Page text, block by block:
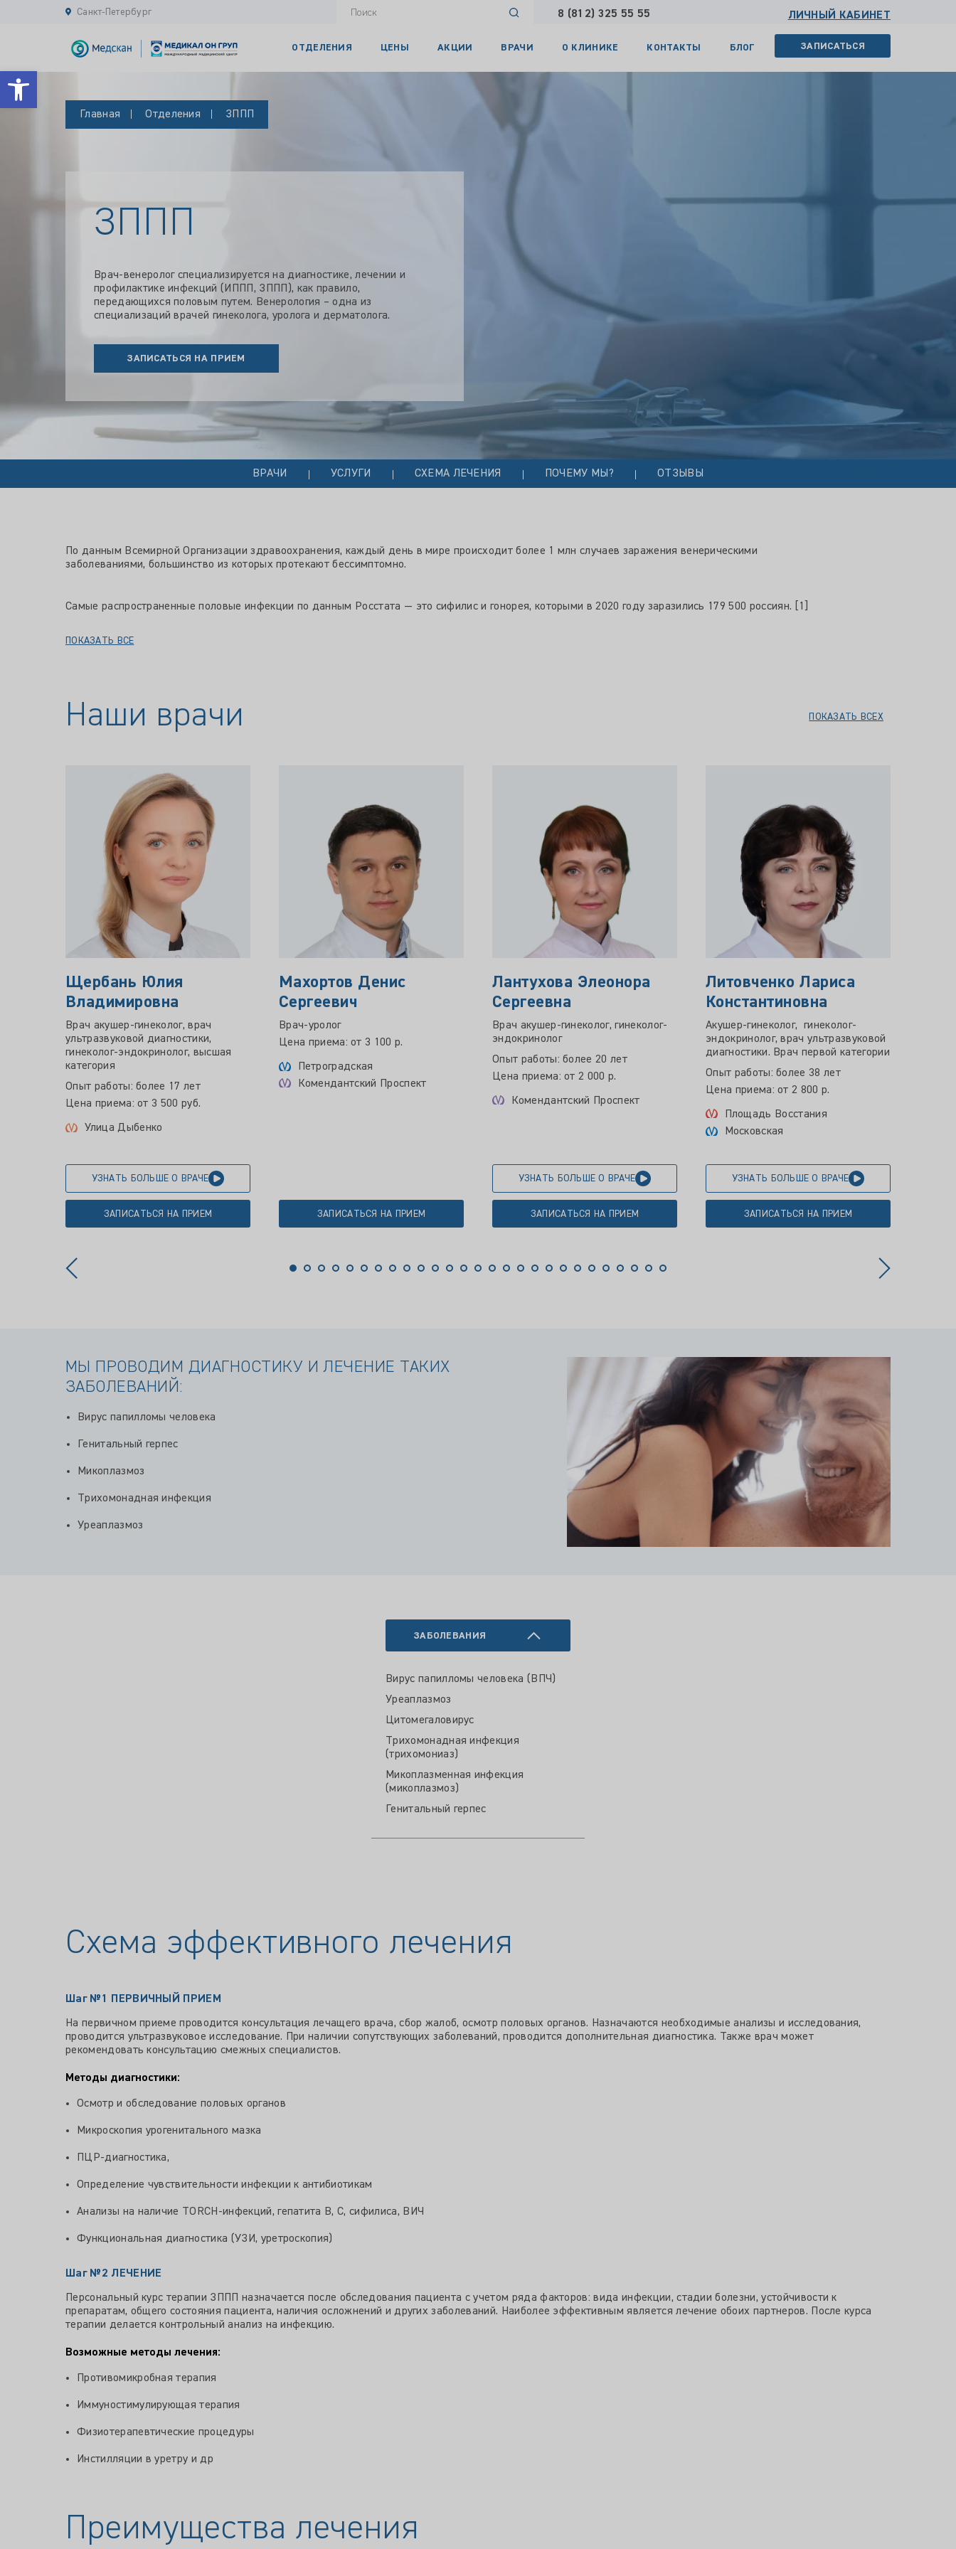
Открыть панель инструментов
Санкт-Петербург 8 (812) 325 55 55 ЛИЧНЫЙ КАБИНЕТ
ОТДЕЛЕНИЯ ЦЕНЫ АКЦИИ ВРАЧИ О КЛИНИКЕ КОНТАКТЫ БЛОГ ЗАПИСАТЬСЯ
Главная Отделения ЗППП
ЗППП
Врач-венеролог специализируется на диагностике, лечении и
профилактике инфекций (ИППП, ЗППП), как правило,
передающихся половым путем. Венерология – одна из
специализаций врачей гинеколога, уролога и дерматолога.
ЗАПИСАТЬСЯ НА ПРИЕМ
ВРАЧИ УСЛУГИ СХЕМА ЛЕЧЕНИЯ ПОЧЕМУ МЫ? ОТЗЫВЫ
По данным Всемирной Организации здравоохранения, каждый день в мире происходит более 1 млн случаев заражения венерическими
заболеваниями, большинство из которых протекают бессимптомно.
Самые распространенные половые инфекции по данным Росстата — это сифилис и гонорея, которыми в 2020 году заразились 179 500 россиян. [1]
ПОКАЗАТЬ ВСЕ
Наши врачи ПОКАЗАТЬ ВСЕХ
Щербань Юлия
Владимировна
Врач акушер-гинеколог, врач
ультразвуковой диагностики,
гинеколог-эндокринолог, высшая
категория
Опыт работы: более 17 лет
Цена приема: от 3 500 руб.
Улица Дыбенко
УЗНАТЬ БОЛЬШЕ О ВРАЧЕ
ЗАПИСАТЬСЯ НА ПРИЕМ
Махортов Денис
Сергеевич
Врач-уролог
Цена приема: от 3 100 р.
Петроградская
Комендантский Проспект
ЗАПИСАТЬСЯ НА ПРИЕМ
Лантухова Элеонора
Сергеевна
Врач акушер-гинеколог, гинеколог-
эндокринолог
Опыт работы: более 20 лет
Цена приема: от 2 000 р.
Комендантский Проспект
УЗНАТЬ БОЛЬШЕ О ВРАЧЕ
ЗАПИСАТЬСЯ НА ПРИЕМ
Литовченко Лариса
Константиновна
Акушер-гинеколог, гинеколог-
эндокринолог, врач ультразвуковой
диагностики. Врач первой категории
Опыт работы: более 38 лет
Цена приема: от 2 800 р.
Площадь Восстания
Московская
УЗНАТЬ БОЛЬШЕ О ВРАЧЕ
ЗАПИСАТЬСЯ НА ПРИЕМ
МЫ ПРОВОДИМ ДИАГНОСТИКУ И ЛЕЧЕНИЕ ТАКИХ
ЗАБОЛЕВАНИЙ:
Вирус папилломы человека
Генитальный герпес
Микоплазмоз
Трихомонадная инфекция
Уреаплазмоз
ЗАБОЛЕВАНИЯ
Вирус папилломы человека (ВПЧ)
Уреаплазмоз
Цитомегаловирус
Трихомонадная инфекция
(трихомониаз)
Микоплазменная инфекция
(микоплазмоз)
Генитальный герпес
Схема эффективного лечения
Шаг №1 ПЕРВИЧНЫЙ ПРИЕМ
На первичном приеме проводится консультация лечащего врача, сбор жалоб, осмотр половых органов. Назначаются необходимые анализы и исследования,
проводится ультразвуковое исследование. При наличии сопутствующих заболеваний, проводится дополнительная диагностика. Также врач может
рекомендовать консультацию смежных специалистов.
Методы диагностики:
Осмотр и обследование половых органов
Микроскопия урогенитального мазка
ПЦР-диагностика,
Определение чувствительности инфекции к антибиотикам
Анализы на наличие TORCH-инфекций, гепатита B, C, сифилиса, ВИЧ
Функциональная диагностика (УЗИ, уретроскопия)
Шаг №2 ЛЕЧЕНИЕ
Персональный курс терапии ЗППП назначается после обследования пациента с учетом ряда факторов: вида инфекции, стадии болезни, устойчивости к
препаратам, общего состояния пациента, наличия осложнений и других заболеваний. Наиболее эффективным является лечение обоих партнеров. После курса
терапии делается контрольный анализ на инфекцию.
Возможные методы лечения:
Противомикробная терапия
Иммуностимулирующая терапия
Физиотерапевтические процедуры
Инстилляции в уретру и др
Преимущества лечения